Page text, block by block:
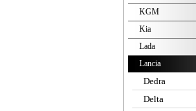
KGM
Kia
Lada
Lancia
Dedra
Delta